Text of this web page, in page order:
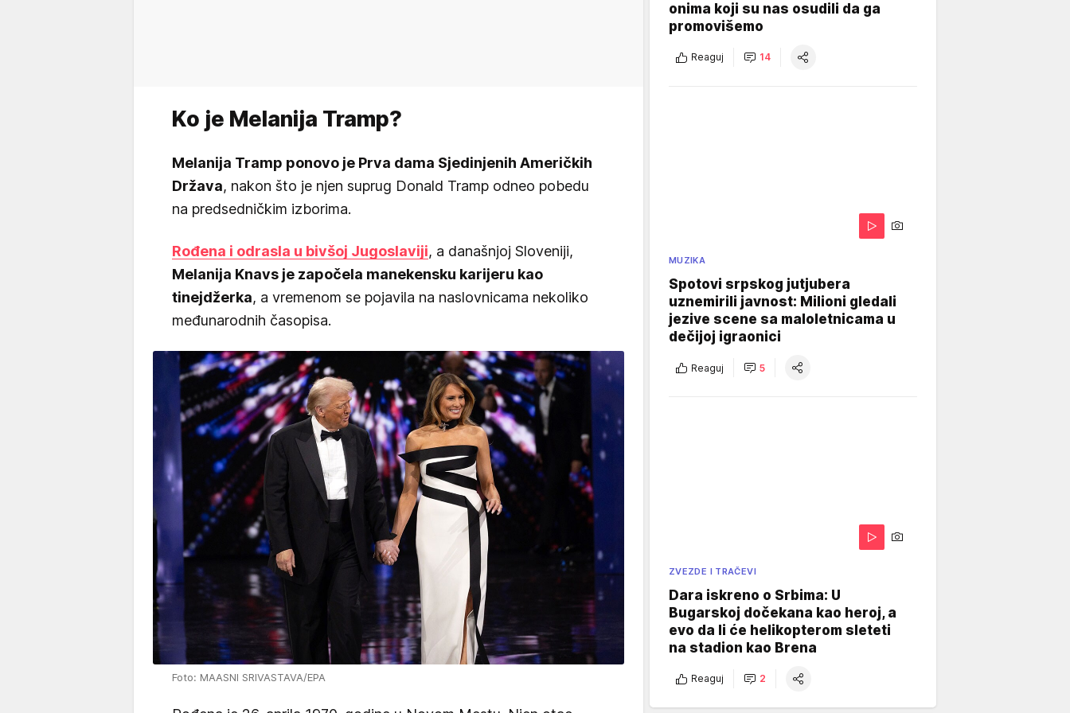
Ko je Melanija Tramp?
Melanija Tramp ponovo je Prva dama Sjedinjenih Američkih
Država, nakon što je njen suprug Donald Tramp odneo pobedu
na predsedničkim izborima.
Rođena i odrasla u bivšoj Jugoslaviji, a današnjoj Sloveniji,
Melanija Knavs je započela manekensku karijeru kao
tinejdžerka, a vremenom se pojavila na naslovnicama nekoliko
međunarodnih časopisa.
Foto: MAASNI SRIVASTAVA/EPA
onima koji su nas osudili da ga
promovišemo
Reaguj 14
MUZIKA
Spotovi srpskog jutjubera
uznemirili javnost: Milioni gledali
jezive scene sa maloletnicama u
dečijoj igraonici
Reaguj 5
ZVEZDE I TRAČEVI
Dara iskreno o Srbima: U
Bugarskoj dočekana kao heroj, a
evo da li će helikopterom sleteti
na stadion kao Brena
Reaguj 2